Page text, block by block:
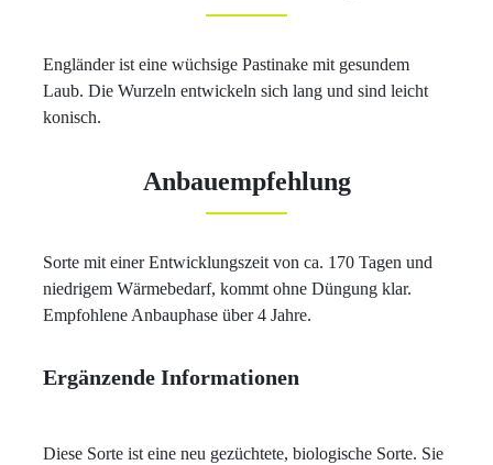
Engländer ist eine wüchsige Pastinake mit gesundem
Laub. Die Wurzeln entwickeln sich lang und sind leicht
konisch.
Anbauempfehlung
Sorte mit einer Entwicklungszeit von ca. 170 Tagen und
niedrigem Wärmebedarf, kommt ohne Düngung klar.
Empfohlene Anbauphase über 4 Jahre.
Ergänzende Informationen
Diese Sorte ist eine neu gezüchtete, biologische Sorte. Sie